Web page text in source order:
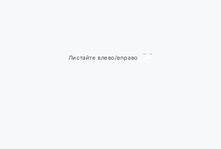
Листайте влево/вправо